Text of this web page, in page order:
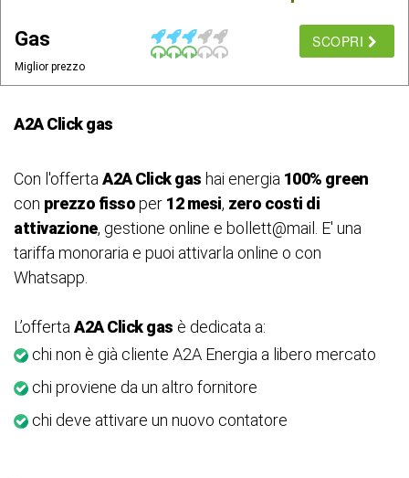
Gas
Miglior prezzo
SCOPRI
A2A Click gas
Con l'offerta A2A Click gas hai energia 100% green
con prezzo fissoper 12 mesi, zero costi di
attivazione, gestione online e bollett@mail. E' una
tariffa monoraria e puoi attivarla online o con
Whatsapp.
L’offerta A2A Click gas è dedicata a:
chi non è già cliente A2A Energia a libero mercato
chi proviene da un altro fornitore
chi deve attivare un nuovo contatore